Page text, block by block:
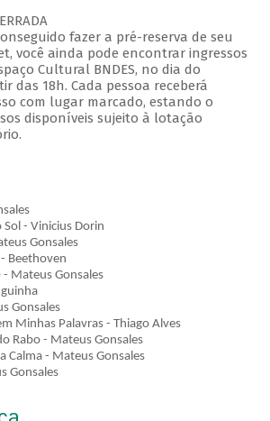
fazer a pré-reserva de seu
você ainda pode encontrar ingressos
Cultural BNDES, no dia do
das 18h. Cada pessoa receberá
com lugar marcado, estando o
disponíveis sujeito à lotação
- Vinicius Dorin
Gonsales
Beethoven
Mateus Gonsales
Gonsales
Minhas Palavras - Thiago Alves
Rabo - Mateus Gonsales
Calma - Mateus Gonsales
Gonsales